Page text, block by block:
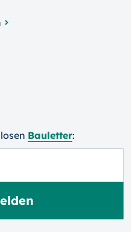
Bauletter: